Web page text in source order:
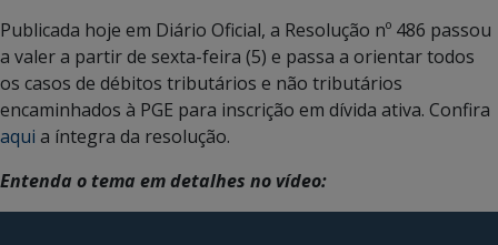
Publicada hoje em Diário Oficial, a Resolução nº 486 passou
a valer a partir de sexta-feira (5) e passa a orientar todos
os casos de débitos tributários e não tributários
encaminhados à PGE para inscrição em dívida ativa. Confira
aqui a íntegra da resolução.
Entenda o tema em detalhes no vídeo: